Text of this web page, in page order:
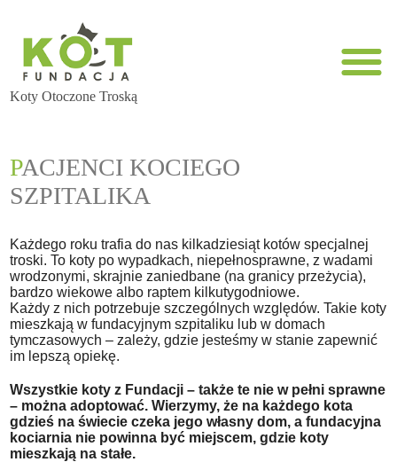
Koty Otoczone Troską
PACJENCI KOCIEGO
SZPITALIKA
Każdego roku trafia do nas kilkadziesiąt kotów specjalnej
troski. To koty po wypadkach, niepełnosprawne, z wadami
wrodzonymi, skrajnie zaniedbane (na granicy przeżycia),
bardzo wiekowe albo raptem kilkutygodniowe.
Każdy z nich potrzebuje szczególnych względów. Takie koty
mieszkają w fundacyjnym szpitaliku lub w domach
tymczasowych – zależy, gdzie jesteśmy w stanie zapewnić
im lepszą opiekę.
Wszystkie koty z Fundacji – także te nie w pełni sprawne
– można adoptować. Wierzymy, że na każdego kota
gdzieś na świecie czeka jego własny dom, a fundacyjna
kociarnia nie powinna być miejscem, gdzie koty
mieszkają na stałe.